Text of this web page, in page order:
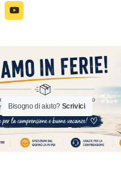
© 2024 | MADE WITH ♥️ BY
Bisogno di aiuto? Scrivici